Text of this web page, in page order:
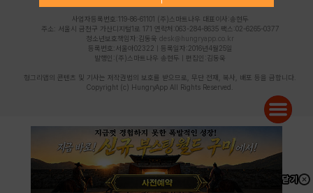
사업자등록번호:119-86-61101 (주)스마트나우 대표이사:송현두
주소: 서울시 금천구 가산디지털1로 171 연락처:063-284-8635 팩스:02-6265-0377
청소년보호책임자:김동욱 desk@hungryapp.co.kr
등록번호:서울아02322 | 등록일자:2016년4월25일
발행인:(주)스마트나우 송현두 | 편집인:김동욱
헝그리앱의 콘텐츠 및 기사는 저작권법의 보호를 받으므로, 무단 전재, 복사, 배포 등을 금합니다.
Copyright (c) HungryApp All Rights Reserved.